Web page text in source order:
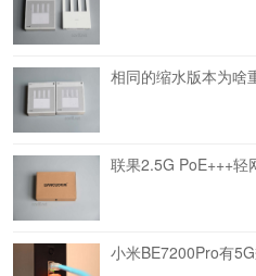
相同的缩水版本为啥
联果2.5G PoE+++轻
小米BE7200Pro有